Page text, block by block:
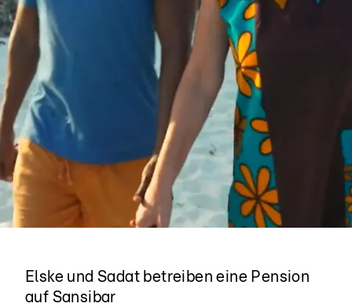
Elske und Sadat betreiben eine Pension
auf Sansibar